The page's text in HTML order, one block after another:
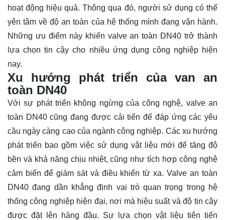
hoạt động hiệu quả. Thông qua đó, người sử dụng có thể
yên tâm về độ an toàn của hệ thống mình đang vận hành.
Những ưu điểm này khiến valve an toàn DN40 trở thành
lựa chọn tin cậy cho nhiều ứng dụng công nghiệp hiện
nay.
Xu hướng phát triển của van an
toàn DN40
Với sự phát triển không ngừng của công nghệ, valve an
toàn DN40 cũng đang được cải tiến để đáp ứng các yêu
cầu ngày càng cao của ngành công nghiệp. Các xu hướng
phát triển bao gồm việc sử dụng vật liệu mới để tăng độ
bền và khả năng chịu nhiệt, cũng như tích hợp công nghệ
cảm biến để giám sát và điều khiển từ xa. Valve an toàn
DN40 đang dần khẳng định vai trò quan trọng trong hệ
thống công nghiệp hiện đại, nơi mà hiệu suất và độ tin cậy
được đặt lên hàng đầu. Sự lựa chọn vật liệu tiên tiến